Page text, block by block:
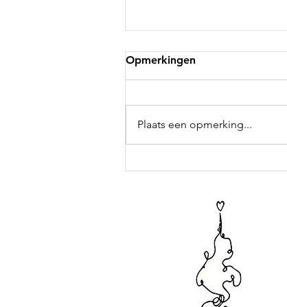
Langdurig vertrouwen:
Fonds1818 en het Oranje
vriendschap en samenwerking,
maar ook door langdurig
Opmerkingen
Plaats een opmerking...